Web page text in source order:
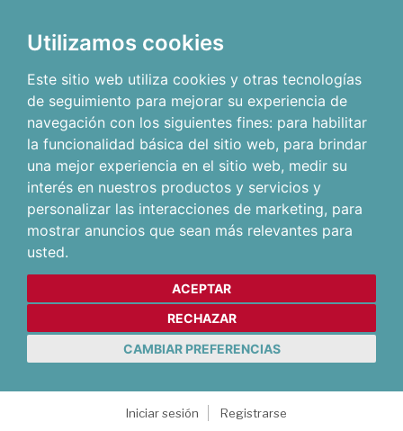
Utilizamos cookies
Este sitio web utiliza cookies y otras tecnologías
de seguimiento para mejorar su experiencia de
navegación con los siguientes fines: para habilitar
la funcionalidad básica del sitio web, para brindar
una mejor experiencia en el sitio web, medir su
interés en nuestros productos y servicios y
personalizar las interacciones de marketing, para
mostrar anuncios que sean más relevantes para
usted.
ACEPTAR
RECHAZAR
CAMBIAR PREFERENCIAS
Iniciar sesión
Registrarse